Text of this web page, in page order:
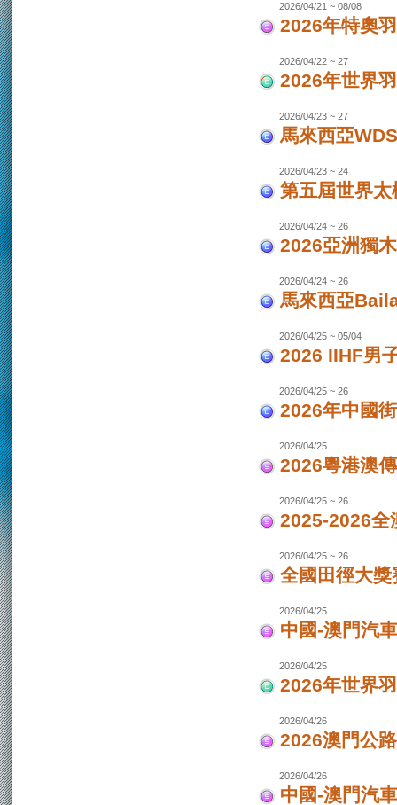
2026/04/21 ~ 08/08
2026年特奧
2026/04/22 ~ 27
2026年世界
2026/04/23 ~ 27
馬來西亞
2026/04/23 ~ 24
第五屆世界
2026/04/24 ~ 26
2026亞洲獨
2026/04/24 ~ 26
馬來西亞
2026/04/25 ~ 05/04
2026 IIHF男
2026/04/25 ~ 26
2026年中國
2026/04/25
2026粵港澳
2026/04/25 ~ 26
2025-2026全
2026/04/25 ~ 26
全國田徑大獎
2026/04/25
中國-澳門汽
2026/04/25
2026年世界
2026/04/26
2026澳門公
2026/04/26
中國-澳門汽